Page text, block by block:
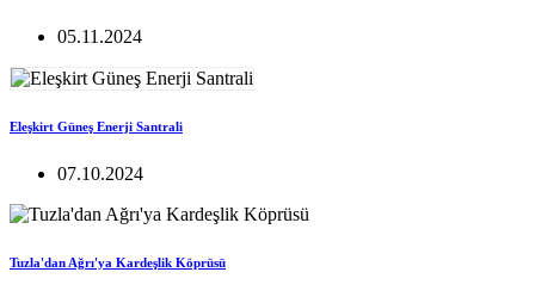
05.11.2024
Eleşkirt Güneş Enerji Santrali
07.10.2024
Tuzla'dan Ağrı'ya Kardeşlik Köprüsü